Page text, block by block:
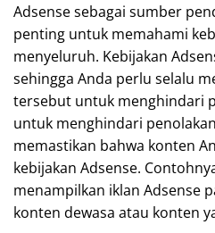
Adsense sebagai sumber
penting untuk memahami
menyeluruh. Kebijakan
sehingga Anda perlu selalu
tersebut untuk menghindari
untuk menghindari
memastikan bahwa konten
kebijakan Adsense.
menampilkan iklan Adsense
konten dewasa atau konten